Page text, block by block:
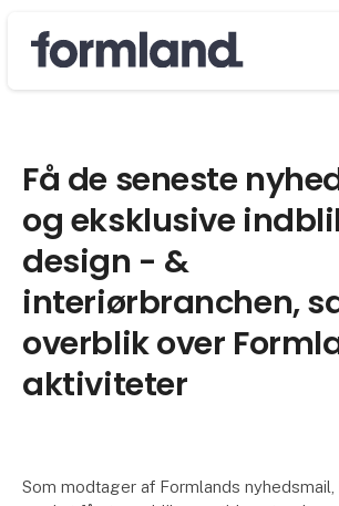
Få de seneste
og eksklusive
design - &
interiørbranchen,
overblik over
aktiviteter
Som modtager af Formlands